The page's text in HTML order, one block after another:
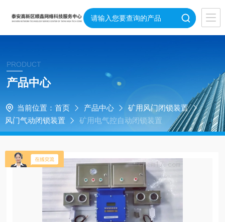
PRODUCT
产品中心
当前位置： 首页 产品中心
矿用风门闭锁装置
风门气动闭锁装置
矿用电气控自动闭锁装置